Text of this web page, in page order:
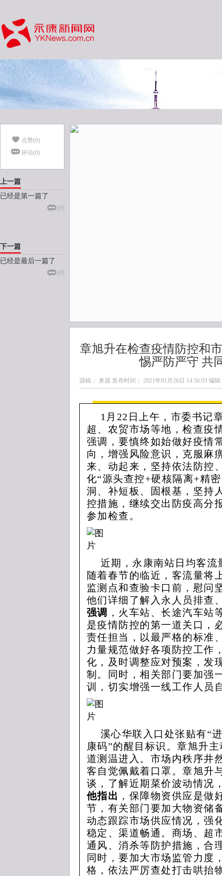
点赞(0)
评论(0)
上一篇
已经是第一篇了
(0)
下一篇
已经是最后一篇了
(0)
章旭升在检查疫情防控和
惕严防严守 共
源稿： 来源 发布时间： 2021年01月26日 14:56:03 编辑
1月22日上午，市委书记
超、农贸市场等地，检查疫
强调，要慎终如始做好疫情
向，增强风险意识，克服麻
来、动起来，坚持依法防控
化“源头查控+硬核隔离+精
洞、补短板、固根基，坚持
控措施，继续交出防疫高分
参加检查。
近期，永康南站日均客流
随着春节的临近，客流量将
监测点和查验卡口前，慰问
他们详细了解入永人员排查
强调
，火车站、长途汽车站
是疫情防控的第一道关口，
责任担当，以最严格的标准
力量规范做好各项防控工作
化，及时调整应对预案，发
制。同时，相关部门要加强
训，切实增强一线工作人员
溪心华联入口处张贴有“
康码”的醒目标识。章旭升
道测温进入。市场内秩序井
客自觉佩戴着口罩。章旭升
谈，了解近期菜价波动情况
他指出 ，保障物资供应是做
节，有关部门要加大物资储
动态跟踪市场供应情况，强
稳定、渠道畅通。商场、超
通风、消杀等防护措施，合
同时，要加大市场监管力度
格，依法严厉查处打击哄抬